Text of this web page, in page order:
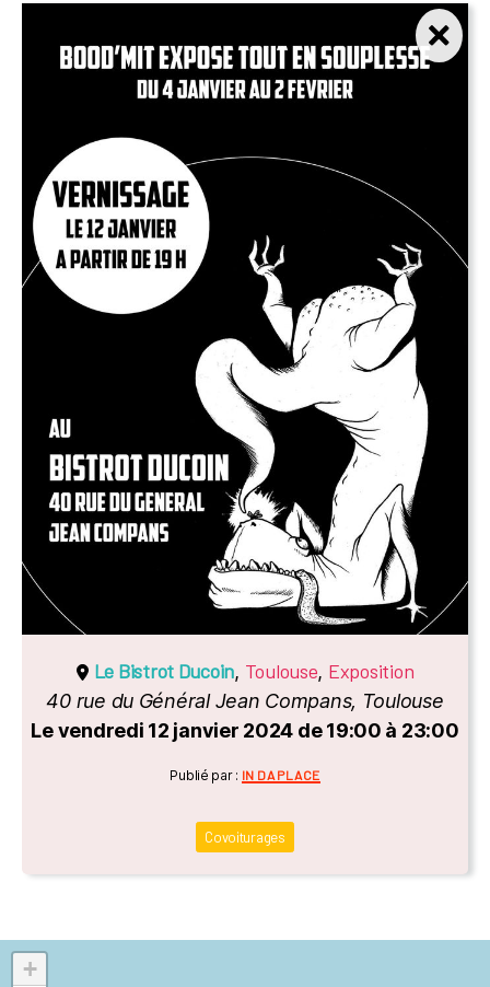
Le Bistrot Ducoin, Toulouse, Exposition
40 rue du Général Jean Compans, Toulouse
Le vendredi 12 janvier 2024 de 19:00 à 23:00
Catégories
Publié par : IN DA PLACE
Covoiturages
+